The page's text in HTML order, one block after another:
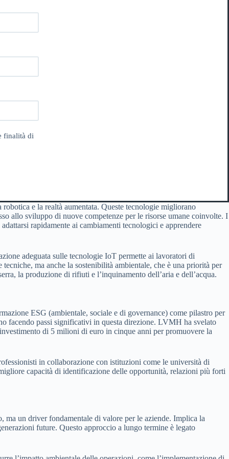
finalità di
e la realtà aumentata. Queste tecnologie migliorano
allo sviluppo di nuove competenze per le risorse umane coinvolte. I
rapidamente ai cambiamenti tecnologici e apprendere
adeguata sulle tecnologie IoT permette ai lavoratori di
ma anche la sostenibilità ambientale, che è una priorità per
la produzione di rifiuti e l’inquinamento dell’aria e dell’acqua.
ESG (ambientale, sociale e di governance) come pilastro per
facendo passi significativi in questa direzione. LVMH ha svelato
di 5 milioni di euro in cinque anni per promuovere la
in collaborazione con istituzioni come le università di
capacità di identificazione delle opportunità, relazioni più forti
ma un driver fondamentale di valore per le aziende. Implica la
future. Questo approccio a lungo termine è legato